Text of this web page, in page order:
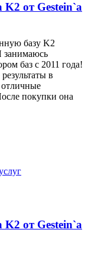
K2 от Gestein`a
базу K2
занимаюсь
баз с 2011 года!
в
покупки она
K2 от Gestein`a